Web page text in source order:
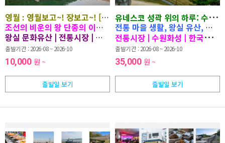
영월 : 영월보고~! 장보고~! [당일치기 여행]
조선의 비운의 왕 단종의 이야기를 따라 영월의 왕릉, 유배지, 절
왕실 문화유산 | 전통시장 | 자연경관 비운의 왕 단종의 길
출발기간 : 2026-08 ~ 2026-10
10,000 원 ~
출발일 보기
유네스코 성곽 위의 하루: 수원
전통 마을 생활, 왕실 유산, 그리
전통시장 | 수원화성 | 한국민속
출발기간 : 2026-08 ~ 2026-10
35,000 원 ~
출발일 보기